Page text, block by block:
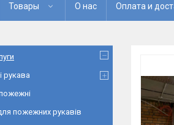
Товары О нас Оплата и
рукава
пожежних рукавів